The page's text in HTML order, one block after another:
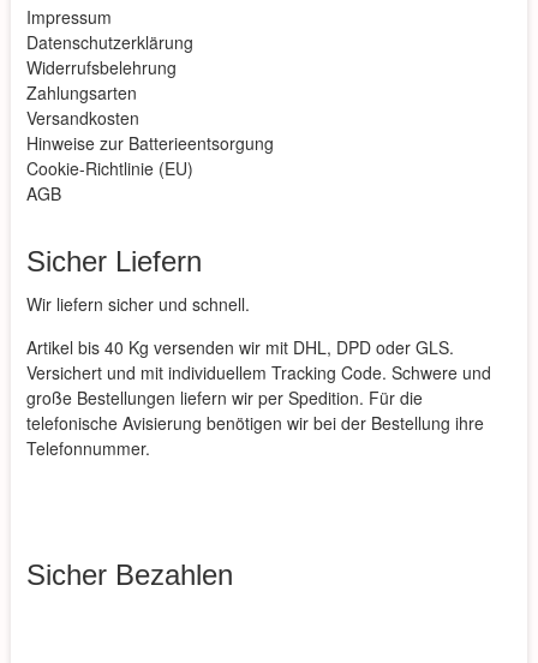
Impressum
Datenschutzerklärung
Widerrufsbelehrung
Zahlungsarten
Versandkosten
Hinweise zur Batterieentsorgung
Cookie-Richtlinie (EU)
AGB
Sicher Liefern
Wir liefern sicher und schnell.
Artikel bis 40 Kg versenden wir mit DHL, DPD oder GLS.
Versichert und mit individuellem Tracking Code. Schwere und
große Bestellungen liefern wir per Spedition. Für die
telefonische Avisierung benötigen wir bei der Bestellung ihre
Telefonnummer.
Sicher Bezahlen